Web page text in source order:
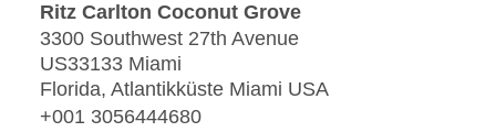
Ritz Carlton Coconut Grove
3300 Southwest 27th Avenue
US33133 Miami
Florida, Atlantikküste Miami USA
+001 3056444680